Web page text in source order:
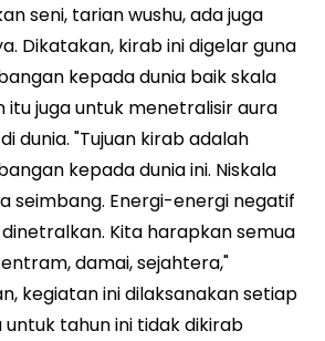
seni, tarian wushu, ada juga
Dikatakan, kirab ini digelar guna
kepada dunia baik skala
itu juga untuk menetralisir aura
dunia. "Tujuan kirab adalah
kepada dunia ini. Niskala
seimbang. Energi-energi negatif
Kita harapkan semua
damai, sejahtera,"
kegiatan ini dilaksanakan setiap
untuk tahun ini tidak dikirab